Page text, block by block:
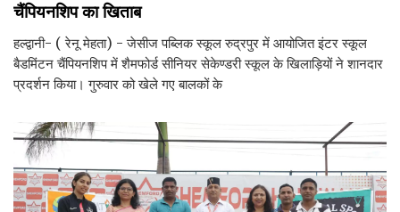
चैंपियनशिप का खिताब
हल्द्वानी- ( रेनू मेहता) - जेसीज पब्लिक स्कूल रुद्रपुर में आयोजित इंटर स्कूल
बैडमिंटन चैंपियनशिप में शैमफोर्ड सीनियर सेकेण्डरी स्कूल के खिलाड़ियों ने शानदार
प्रदर्शन किया। गुरुवार को खेले गए बालकों के